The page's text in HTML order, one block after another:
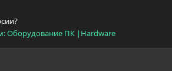
Оборудование ПК |Hardware